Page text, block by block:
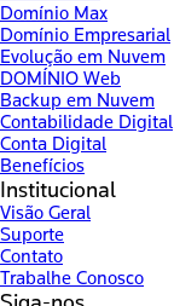
Domínio Max
Domínio Empresarial
Evolução em Nuvem
DOMÍNIO Web
Backup em Nuvem
Contabilidade Digital
Conta Digital
Benefícios
Institucional
Visão Geral
Suporte
Contato
Trabalhe Conosco